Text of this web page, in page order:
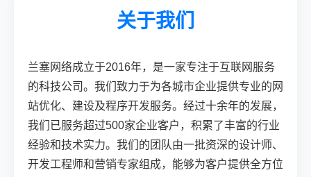
关于我们
兰塞网络成立于2016年，是一家专注于互联网服务
的科技公司。我们致力于为各城市企业提供专业的网
站优化、建设及程序开发服务。经过十余年的发展，
我们已服务超过500家企业客户，积累了丰富的行业
经验和技术实力。我们的团队由一批资深的设计师、
开发工程师和营销专家组成，能够为客户提供全方位